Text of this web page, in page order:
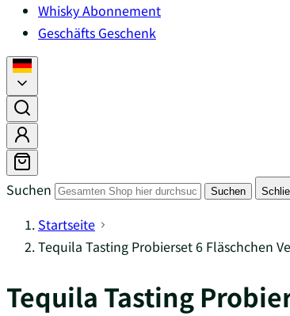
Whisky Abonnement
Geschäfts Geschenk
Suchen Suchen
Startseite
Tequila Tasting Probierset 6 Fläschchen
Tequila Tasting